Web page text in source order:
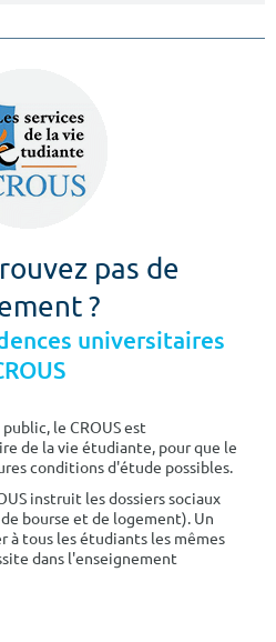
pas de
?
universitaires
le CROUS est
de la vie étudiante, pour que le
conditions d'étude possibles.
instruit les dossiers sociaux
bourse et de logement). Un
à tous les étudiants les mêmes
dans l'enseignement